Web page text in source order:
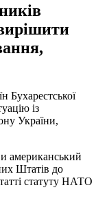
Бухарестської
із
України,
американський
Штатів до
статуту НАТО